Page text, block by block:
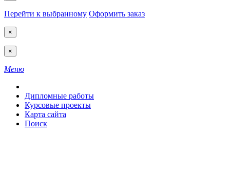
Перейти к выбранному Оформить заказ
×
×
Меню
Дипломные работы
Курсовые проекты
Карта сайта
Поиск